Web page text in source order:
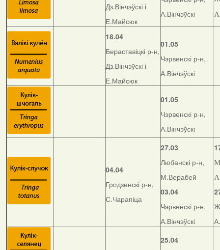
Дз.Вінчэўскі і
Е.Майсюк
А.Вінчэўскі
18.04
Бераставіцкі р-н,
Дз.Вінчэўскі і
Е.Майсюк
01.05
Чэрвенскі р-н,
А.Вінчэўскі
01.05
Чэрвенскі р-н,
А.Вінчэўскі
04.04
Гродзенскі р-н,
С.Чарапіца
27.03
Любанскі р-н,
М.Верабей
03.04
Чэрвенскі р-н,
А.Вінчэўскі
25.04